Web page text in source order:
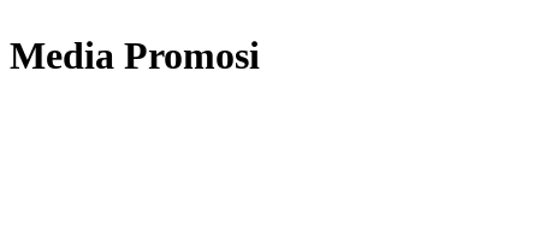
Media Promosi